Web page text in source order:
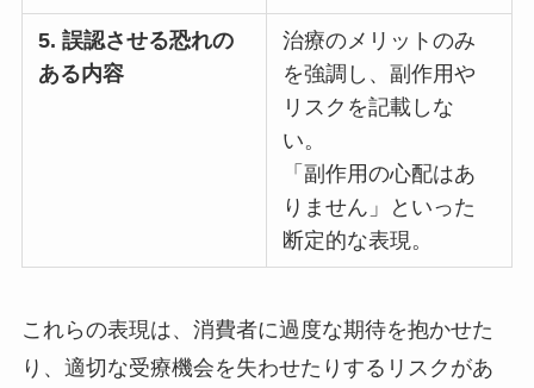
5. 誤認させる恐れの
ある内容
治療のメリットのみ
を強調し、副作用や
リスクを記載しな
い。
「副作用の心配はあ
りません」といった
断定的な表現。
これらの表現は、消費者に過度な期待を抱かせた
り、適切な受療機会を失わせたりするリスクがあ